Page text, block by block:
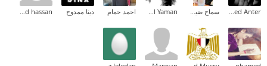
Ahmed Mohammed Anter سماح ضيف الله المزين Salam Al Yaman احمد حمام دينا ممدوح mohamed hassan